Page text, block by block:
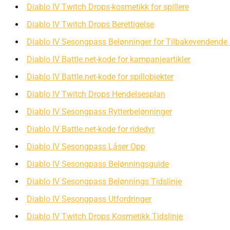
Diablo IV Twitch Drops-kosmetikk for spillere
Diablo IV Twitch Drops Berettigelse
Diablo IV Sesongpass Belønninger for Tilbakevendende
Diablo IV Battle.net-kode for kampanjeartikler
Diablo IV Battle.net-kode for spillobjekter
Diablo IV Twitch Drops Hendelsesplan
Diablo IV Sesongpass Rytterbelønninger
Diablo IV Battle.net-kode for ridedyr
Diablo IV Sesongpass Låser Opp
Diablo IV Sesongpass Belønningsguide
Diablo IV Sesongpass Belønnings Tidslinje
Diablo IV Sesongpass Utfordringer
Diablo IV Twitch Drops Kosmetikk Tidslinje